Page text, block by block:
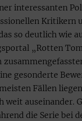
interessanten
Kritikern
so deutlich wie
„Rotten
gesonderte
Fällen
weit auseinander.
die Serie bei